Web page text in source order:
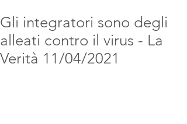
Gli integratori sono degli
alleati contro il virus - La
Verità 11/04/2021